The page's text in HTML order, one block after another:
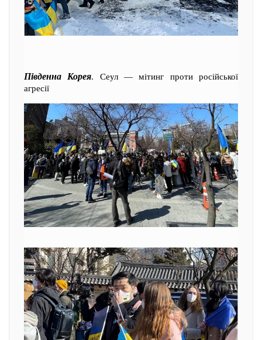
Південна Корея. Сеул — мітинг проти російської
агресії